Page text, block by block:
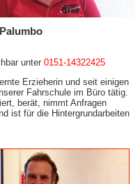
unter 0151-14322425
Erzieherin und seit einigen
Fahrschule im Büro tätig.
berät, nimmt Anfragen
ist für die Hintergrundarbeiten